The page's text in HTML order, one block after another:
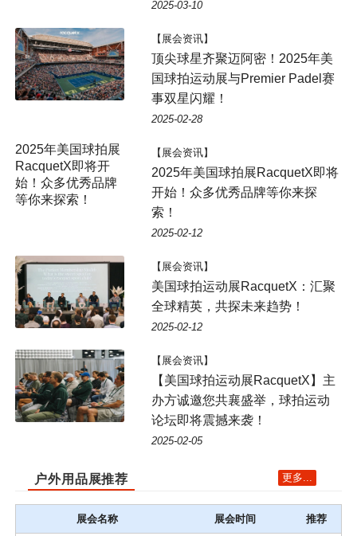
2025-03-10
【展会资讯】
顶尖球星齐聚迈阿密！2025年美
国球拍运动展与Premier Padel赛
事双星闪耀！
2025-02-28
2025年美国球拍展
RacquetX即将开
始！众多优秀品牌
等你来探索！
【展会资讯】
2025年美国球拍展RacquetX即将
开始！众多优秀品牌等你来探
索！
2025-02-12
【展会资讯】
美国球拍运动展RacquetX：汇聚
全球精英，共探未来趋势！
2025-02-12
【展会资讯】
【美国球拍运动展RacquetX】主
办方诚邀您共襄盛举，球拍运动
论坛即将震撼来袭！
2025-02-05
户外用品展推荐 更多...
展会名称 展会时间 推荐